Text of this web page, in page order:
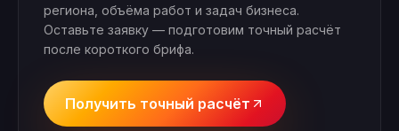
региона, объёма работ и задач бизнеса.
Оставьте заявку — подготовим точный расчёт
после короткого брифа.
Получить точный расчёт